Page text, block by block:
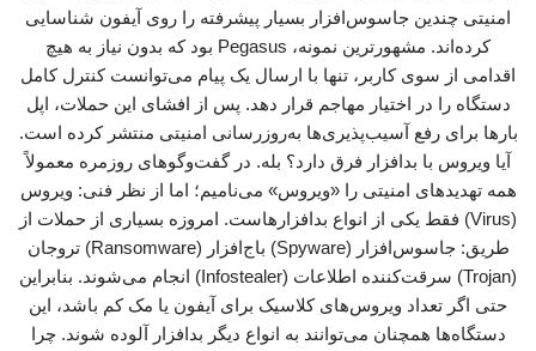
امنیتی چندین جاسوس‌افزار بسیار پیشرفته را روی آیفون شناسایی
کرده‌اند. مشهورترین نمونه، Pegasus بود که بدون نیاز به هیچ
اقدامی از سوی کاربر، تنها با ارسال یک پیام می‌توانست کنترل کامل
دستگاه را در اختیار مهاجم قرار دهد. پس از افشای این حملات، اپل
بارها برای رفع آسیب‌پذیری‌ها به‌روزرسانی امنیتی منتشر کرده است.
آیا ویروس با بدافزار فرق دارد؟ بله. در گفت‌وگوهای روزمره معمولاً
همه تهدیدهای امنیتی را «ویروس» می‌نامیم؛ اما از نظر فنی: ویروس
(Virus) فقط یکی از انواع بدافزارهاست. امروزه بسیاری از حملات از
طریق: جاسوس‌افزار (Spyware) باج‌افزار (Ransomware) تروجان
(Trojan) سرقت‌کننده اطلاعات (Infostealer) انجام می‌شوند. بنابراین
حتی اگر تعداد ویروس‌های کلاسیک برای آیفون یا مک کم باشد، این
دستگاه‌ها همچنان می‌توانند به انواع دیگر بدافزار آلوده شوند. چرا